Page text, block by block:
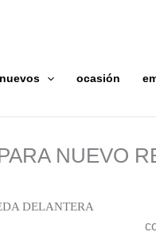
ocasión
NUEVO
DELANTERA